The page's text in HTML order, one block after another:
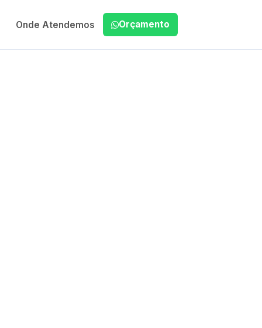
Onde Atendemos Orçamento